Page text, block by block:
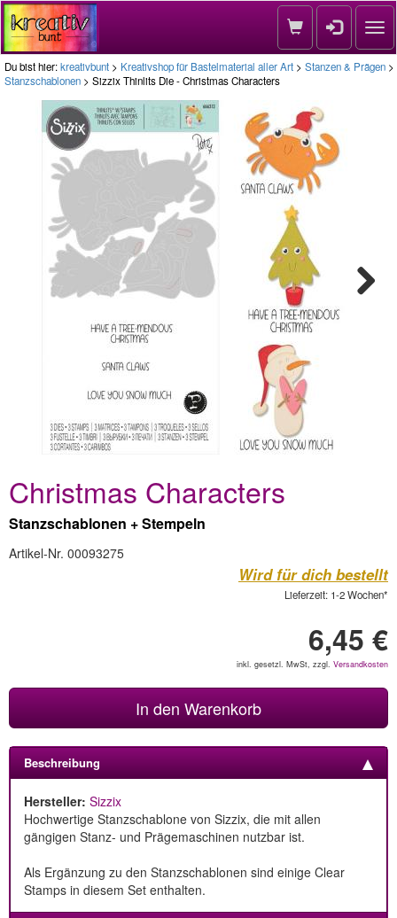
Du bist hier:kreativbunt > Kreativshop für Bastelmaterial aller Art > Stanzen & Prägen >
Stanzschablonen > Sizzix Thinlits Die - Christmas Characters
Christmas Characters
Stanzschablonen + Stempeln
Artikel-Nr. 00093275
Wird für dich bestellt
Lieferzeit: 1-2 Wochen*
6,45 €
inkl. gesetzl. MwSt, zzgl. Versandkosten
In den Warenkorb
Beschreibung
Hersteller: Sizzix
Hochwertige Stanzschablone von Sizzix, die mit allen
gängigen Stanz- und Prägemaschinen nutzbar ist.
Als Ergänzung zu den Stanzschablonen sind einige Clear
Stamps in diesem Set enthalten.